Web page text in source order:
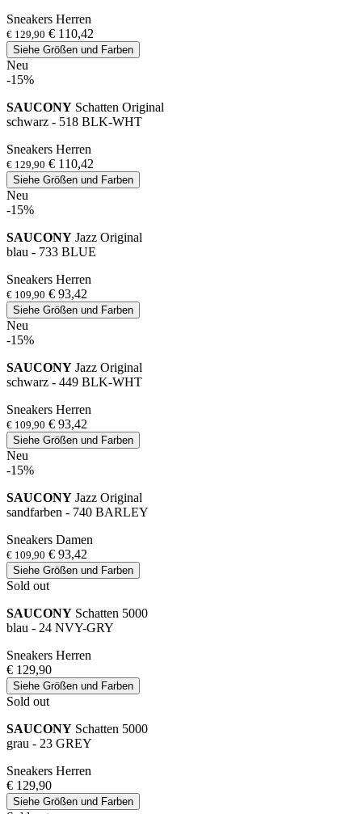
Sneakers Herren
€ 129,90 € 110,42
Siehe Größen und Farben
Neu
-15%
SAUCONY Schatten Original
schwarz - 518 BLK-WHT
Sneakers Herren
€ 129,90 € 110,42
Siehe Größen und Farben
Neu
-15%
SAUCONY Jazz Original
blau - 733 BLUE
Sneakers Herren
€ 109,90 € 93,42
Siehe Größen und Farben
Neu
-15%
SAUCONY Jazz Original
schwarz - 449 BLK-WHT
Sneakers Herren
€ 109,90 € 93,42
Siehe Größen und Farben
Neu
-15%
SAUCONY Jazz Original
sandfarben - 740 BARLEY
Sneakers Damen
€ 109,90 € 93,42
Siehe Größen und Farben
Sold out
SAUCONY Schatten 5000
blau - 24 NVY-GRY
Sneakers Herren
€ 129,90
Siehe Größen und Farben
Sold out
SAUCONY Schatten 5000
grau - 23 GREY
Sneakers Herren
€ 129,90
Siehe Größen und Farben